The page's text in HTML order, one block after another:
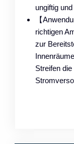
ungiftig
【
richtigen
zur
Streifen